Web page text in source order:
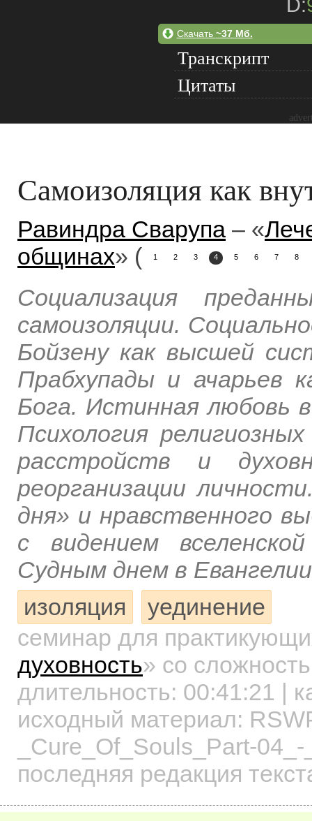
Скачать ~37 Мб.
Транскрипт
Цитаты
Самоизоляция как
Равиндра Сварупа – «
общинах» ( 1 2 3 4 5 6 7 8
Социализация
самоизоляции.
Бойзену как высшей
Прабхупады и ачарьев
Бога. Истинная любовь
Психология
расстройств и
реорганизации
дня» и нравственного
с видением
Судным днем в
изоляция
уединение
семинар для
духовность» со
длительность: 00:41:21 |
исходный материал:
_Cure_Of_Souls_Part-
последняя редакция